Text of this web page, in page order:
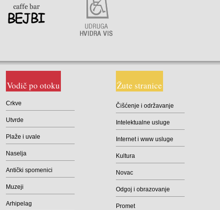
Vodič po otoku
Crkve
Utvrde
Plaže i uvale
Naselja
Antički spomenici
Muzeji
Arhipelag
Žute stranice
Čišćenje i održavanje
Intelektualne usluge
Internet i www usluge
Kultura
Novac
Odgoj i obrazovanje
Promet